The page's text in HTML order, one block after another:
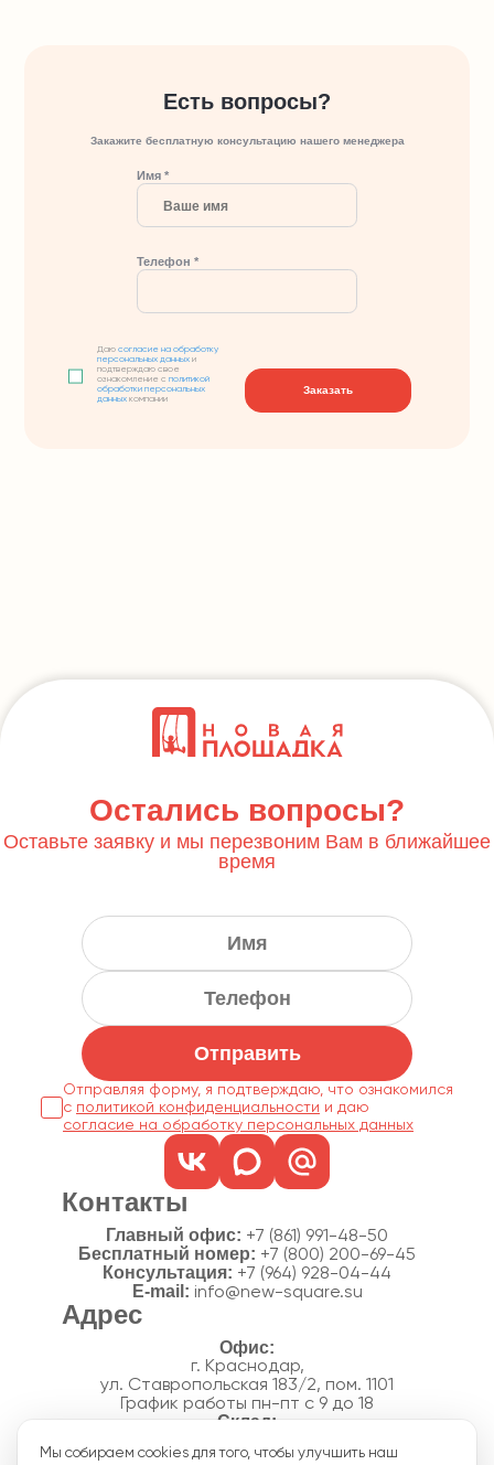
Есть вопросы?
Закажите бесплатную консультацию нашего менеджера
Имя *
Телефон *
Даюсогласие на обработку
персональных данных и
подтверждаю свое
ознакомление сполитикой
обработки персональных
данных компании
Заказать
Остались вопросы?
Оставьте заявку и мы перезвоним Вам в ближайшее
время
Отправить
Отправляя форму, я подтверждаю, что ознакомился
с политикой конфиденциальности
согласие на обработку персональных данных
Контакты
Главный офис: +7 (861) 991-48-50
Бесплатный номер: +7 (800) 200-69-45
Консультация: +7 (964) 928-04-44
E-mail: info@new-square.su
Адрес
г. Краснодар,
ул. Ставропольская 183/2, пом. 1101
График работы пн-пт с 9 до 18
п. Новознаменский, ул.Производственная, 15
Мы собираем cookies для того, чтобы улучшить наш